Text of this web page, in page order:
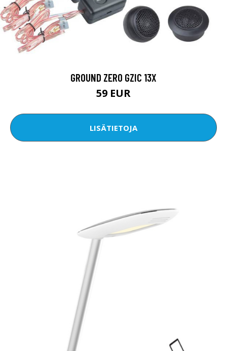
GROUND ZERO GZIC 13X
59 EUR
LISÄTIETOJA